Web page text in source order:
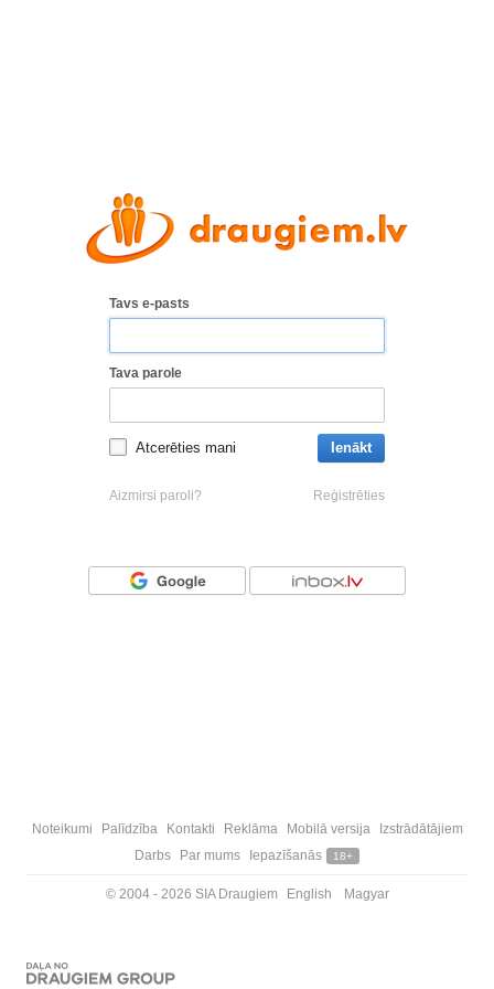
Tavs e-pasts
Tava parole
Atcerēties mani Ienākt
Aizmirsi paroli? Reģistrēties
Noteikumi Palīdzība Kontakti Reklāma Mobilā versija
Izstrādātājiem
Darbs
Par mums Iepazīšanās 18+
© 2004 - 2026 SIA Draugiem English Magyar